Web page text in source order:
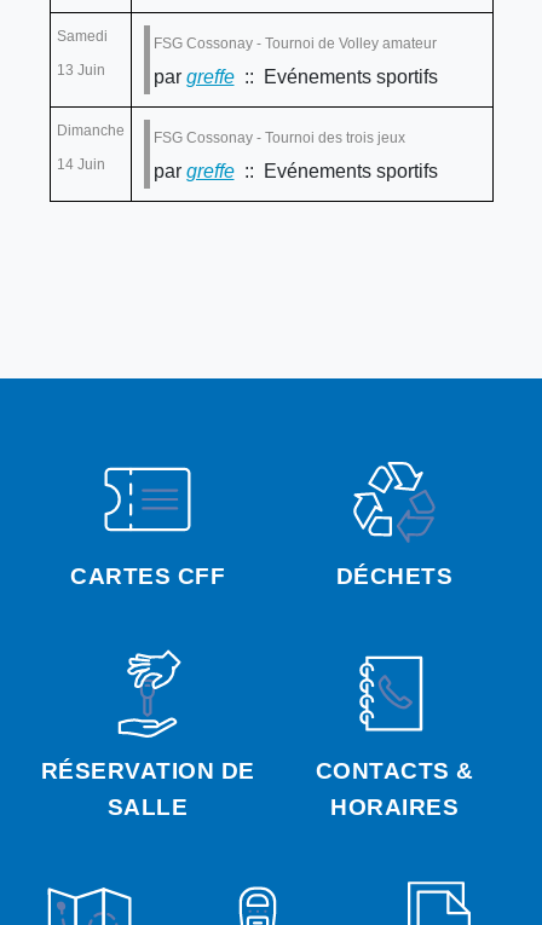
CARTES CFF DÉCHETS
RÉSERVATION DE
SALLE
CONTACTS &
HORAIRES
Samedi
13 Juin
FSG Cossonay - Tournoi de Volley amateur
par greffe:: Evénements sportifs
Dimanche
14 Juin
FSG Cossonay - Tournoi des trois jeux
par greffe:: Evénements sportifs